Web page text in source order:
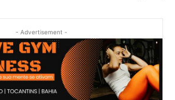
- Advertisement -